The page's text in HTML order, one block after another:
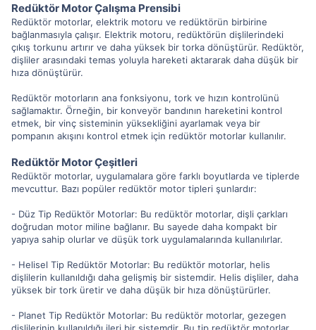
Redüktör Motor Çalışma Prensibi
Redüktör motorlar, elektrik motoru ve redüktörün birbirine
bağlanmasıyla çalışır. Elektrik motoru, redüktörün dişlilerindeki
çıkış torkunu artırır ve daha yüksek bir torka dönüştürür. Redüktör,
dişliler arasındaki temas yoluyla hareketi aktararak daha düşük bir
hıza dönüştürür.
Redüktör motorların ana fonksiyonu, tork ve hızın kontrolünü
sağlamaktır. Örneğin, bir konveyör bandının hareketini kontrol
etmek, bir vinç sisteminin yüksekliğini ayarlamak veya bir
pompanın akışını kontrol etmek için redüktör motorlar kullanılır.
Redüktör Motor Çeşitleri
Redüktör motorlar, uygulamalara göre farklı boyutlarda ve tiplerde
mevcuttur. Bazı popüler redüktör motor tipleri şunlardır:
- Düz Tip Redüktör Motorlar: Bu redüktör motorlar, dişli çarkları
doğrudan motor miline bağlanır. Bu sayede daha kompakt bir
yapıya sahip olurlar ve düşük tork uygulamalarında kullanılırlar.
- Helisel Tip Redüktör Motorlar: Bu redüktör motorlar, helis
dişlilerin kullanıldığı daha gelişmiş bir sistemdir. Helis dişliler, daha
yüksek bir tork üretir ve daha düşük bir hıza dönüştürürler.
- Planet Tip Redüktör Motorlar: Bu redüktör motorlar, gezegen
dişlilerinin kullanıldığı ileri bir sistemdir. Bu tip redüktör motorlar,